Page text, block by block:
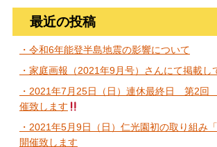
最近の投稿
・令和6年能登半島地震の影響について
・家庭画報（2021年9月号）さんにて掲載し
・2021年7月25日（日）連休最終日 第2
催致します
・2021年5月9日（日）仁光園初の取り組み
開催致します